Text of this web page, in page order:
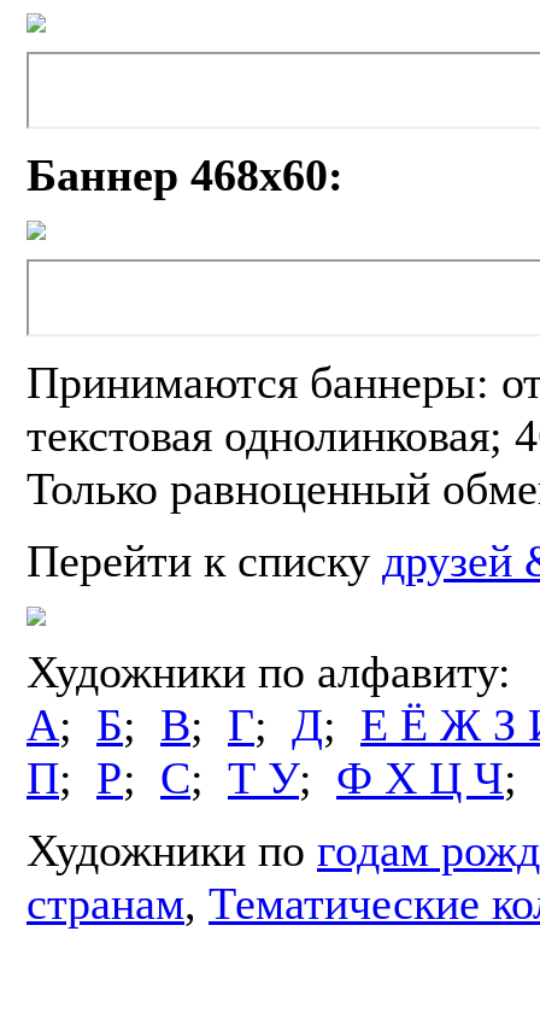
Баннер 468х60:
Принимаются баннеры:
текстовая однолинковая;
Только равноценный
Перейти к списку друзей
Художники по алфавиту:
А; Б; В; Г; Д; Е Ё Ж З
П; Р; С; Т У; Ф Х Ц Ч;
Художники по годам
странам, Тематические